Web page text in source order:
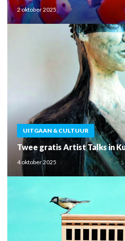
2 oktober 2025
UITGAAN & CULTUUR
Twee gratis Artist Talks in
4 oktober 2025